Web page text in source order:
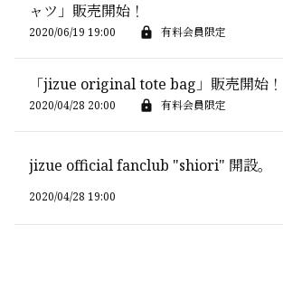
ャツ」販売開始！
2020/06/19 19:00 有料会員限定
「jizue original tote bag」販売開始！
2020/04/28 20:00 有料会員限定
jizue official fanclub "shiori" 開設。
2020/04/28 19:00